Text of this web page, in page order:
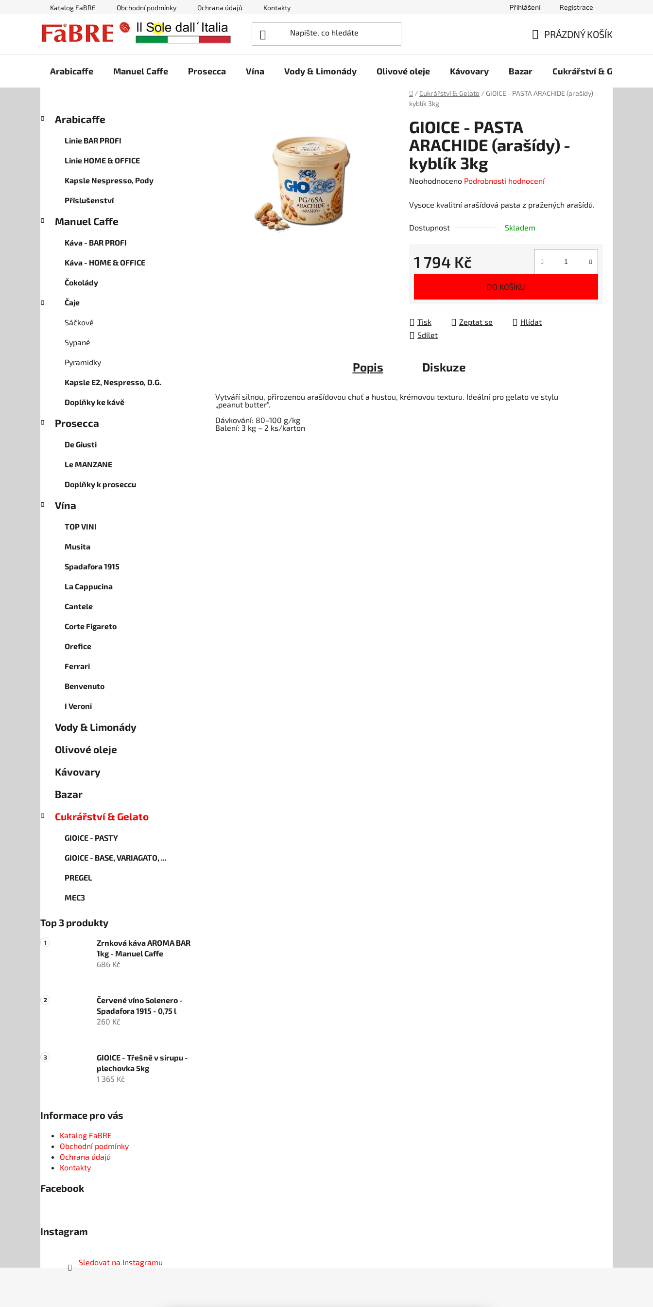
Katalog FaBRE Obchodní podmínky Ochrana údajů Kontakty Přihlášení Registrace
KOŠÍK
PRÁZDNÝ KOŠÍK
Arabicaffe Manuel Caffe Prosecca Vína Vody & Limonády Olivové oleje Kávovary Bazar Cukrářství & Gelato
Domů
/ Cukrářství & Gelato / GIOICE - PASTA ARACHIDE (arašídy) -
kyblík 3kg
P
í
p
kategorie
a
Arabicaffe
Linie BAR PROFI
Linie HOME & OFFICE
Kapsle Nespresso, Pody
Příslušenství
Manuel Caffe
Káva - BAR PROFI
Káva - HOME & OFFICE
Čokolády
Čaje
Sáčkové
Sypané
Pyramidky
Kapsle E2, Nespresso, D.G.
Doplňky ke kávě
Prosecca
De Giusti
Le MANZANE
Doplňky k proseccu
Vína
TOP VINI
Musita
Spadafora 1915
La Cappucina
Cantele
Corte Figareto
Orefice
Ferrari
Benvenuto
I Veroni
Vody & Limonády
Olivové oleje
Kávovary
Bazar
Cukrářství & Gelato
GIOICE - PASTY
GIOICE - BASE, VARIAGATO, ...
PREGEL
MEC3
Top 3 produkty
Zrnková káva AROMA BAR
1kg - Manuel Caffe
686 Kč
Červené víno Solenero -
Spadafora 1915 - 0,75 l
260 Kč
GIOICE - Třešně v sirupu -
plechovka 5kg
1 365 Kč
Informace pro vás
Katalog FaBRE
Obchodní podmínky
Ochrana údajů
Kontakty
Facebook
Instagram
Sledovat na Instagramu
GIOICE - PASTA
ARACHIDE (arašídy) -
kyblík 3kg
Průměrné
produktu
0,0
hvězdiček.
Neohodnoceno Podrobnosti hodnocení
Vysoce kvalitní arašídová pasta z pražených arašídů.
Dostupnost Skladem
1 794 Kč
Měrná cena:
DO KOŠÍKU
Tisk Zeptat se
Hlídat
Sdílet
Popis Diskuze
Vytváří silnou, přirozenou arašídovou chuť a hustou, krémovou texturu. Ideální pro gelato ve stylu
„peanut butter“.
Dávkování: 80–100 g/kg
Balení: 3 kg – 2 ks/karton